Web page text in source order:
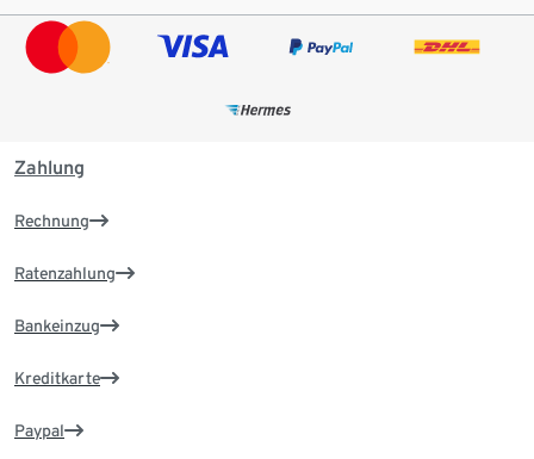
Zahlung
Rechnung
Ratenzahlung
Bankeinzug
Kreditkarte
Paypal